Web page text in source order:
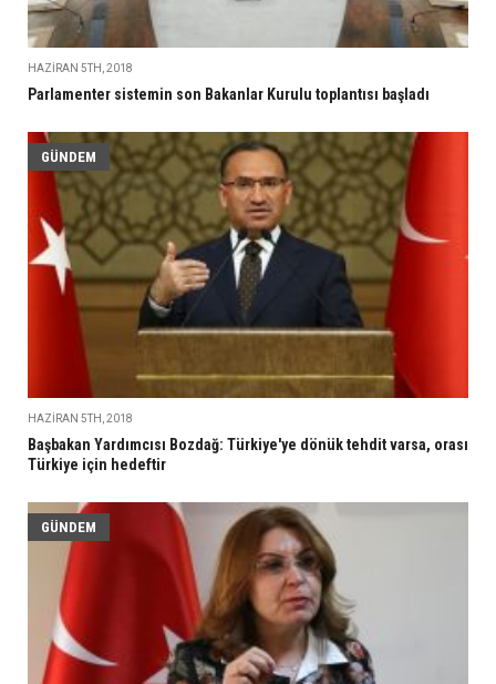
HAZIRAN 5TH, 2018
Parlamenter sistemin son Bakanlar Kurulu toplantısı başladı
GÜNDEM
HAZIRAN 5TH, 2018
Başbakan Yardımcısı Bozdağ: Türkiye'ye dönük tehdit varsa, orası
Türkiye için hedeftir
GÜNDEM